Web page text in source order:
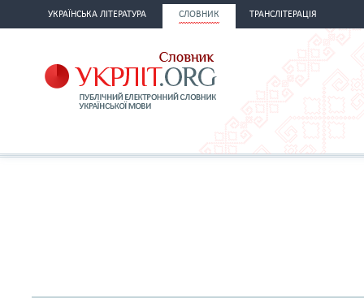
УКРАЇНСЬКА ЛІТЕРАТУРА СЛОВНИК ТРАНСЛІТЕРАЦІЯ